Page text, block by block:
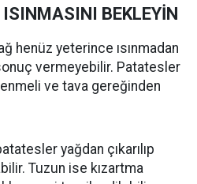
BEKLEYİN
henüz yeterince ısınmadan
vermeyebilir. Patatesler
ve tava gereğinden
yağdan çıkarılıp
Tuzun ise kızartma